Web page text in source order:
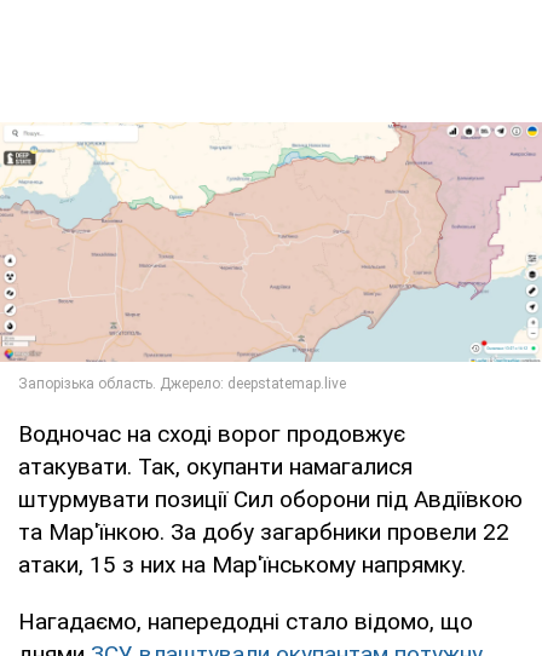
Водночас на сході ворог продовжує
атакувати. Так, окупанти намагалися
штурмувати позиції Сил оборони під Авдіївкою
та Мар'їнкою. За добу загарбники провели 22
атаки, 15 з них на Мар'їнському напрямку.
Нагадаємо, напередодні стало відомо, що